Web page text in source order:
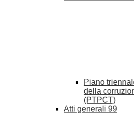
Piano
della
(PTPCT)
Atti generali 99